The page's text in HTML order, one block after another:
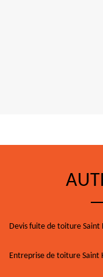
Devis fuite de toiture Saint
Entreprise de toiture Saint